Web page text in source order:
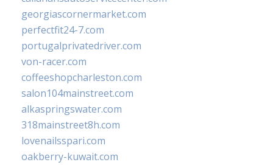
georgiascornermarket.com
perfectfit24-7.com
portugalprivatedriver.com
von-racer.com
coffeeshopcharleston.com
salon104mainstreet.com
alkaspringswater.com
318mainstreet8h.com
lovenailsspari.com
oakberry-kuwait.com